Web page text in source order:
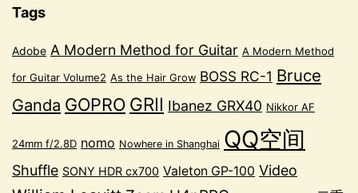
Tags
Adobe A Modern Method for Guitar A Modern Method
for Guitar Volume2 As the Hair Grow BOSS RC-1 Bruce
Ganda GOPRO GRII Ibanez GRX40 Nikkor AF
24mm f/2.8D nomo Nowhere in Shanghai QQ空间
Shuffle SONY HDR cx700 Valeton GP-100 Video